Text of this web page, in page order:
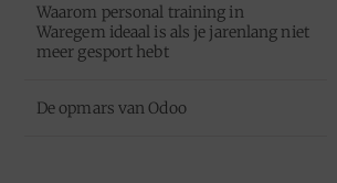
Waarom personal training in
Waregem ideaal is als je jarenlang niet
meer gesport hebt
De opmars van Odoo